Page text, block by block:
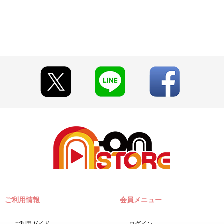
います。あらかじめご了承ください。
ぐるみ用おでかけバッグ（全1種）
、「Pay-easy（ペイジー）」のみとなります。
ご利用情報 会員メニュー